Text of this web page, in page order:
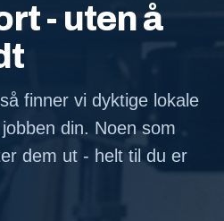
- uten å
finner vi dyktige lokale
din. Noen som
dem ut - helt til du er